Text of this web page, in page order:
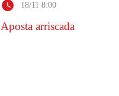
18/11 8:00
Aposta arriscada